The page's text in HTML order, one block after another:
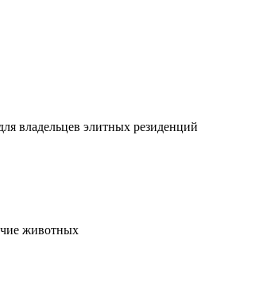
владельцев элитных резиденций
животных